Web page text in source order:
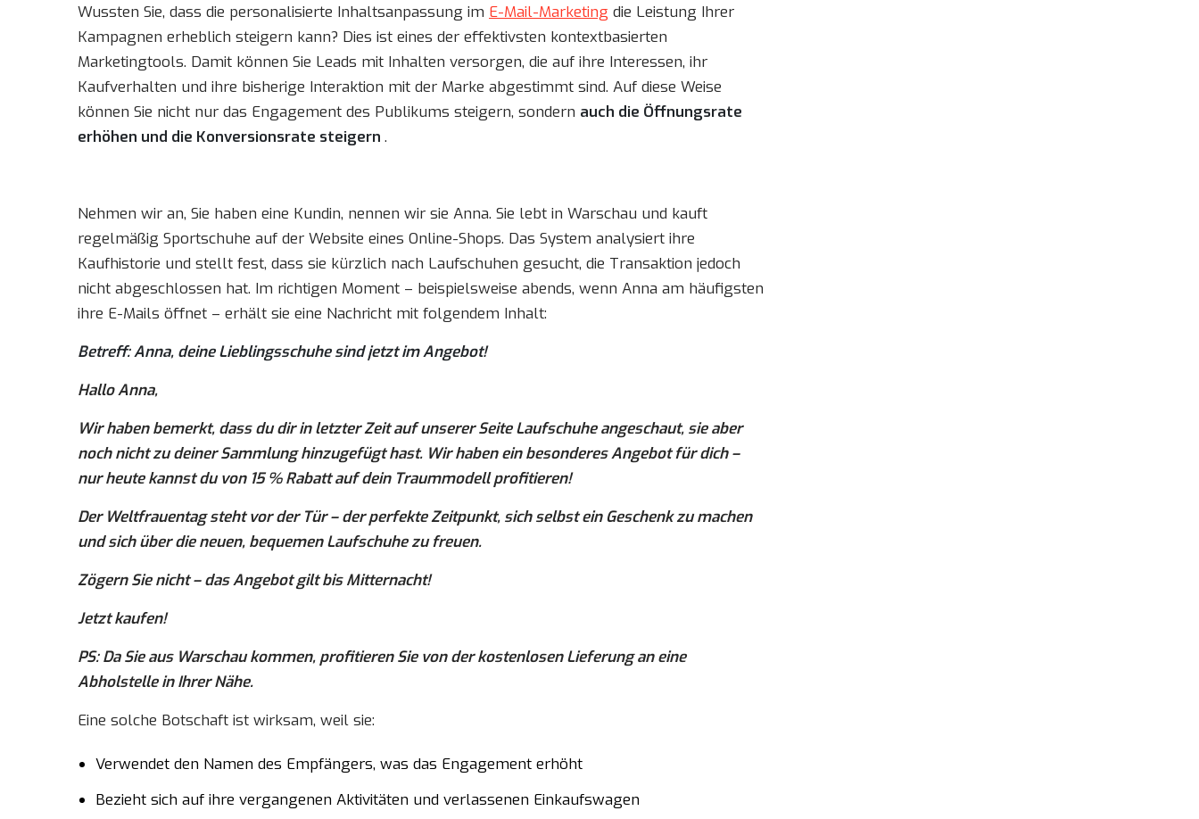
Wussten Sie, dass die personalisierte Inhaltsanpassung im E-Mail-Marketing die Leistung Ihrer
Kampagnen erheblich steigern kann? Dies ist eines der effektivsten kontextbasierten
Marketingtools. Damit können Sie Leads mit Inhalten versorgen, die auf ihre Interessen, ihr
Kaufverhalten und ihre bisherige Interaktion mit der Marke abgestimmt sind. Auf diese Weise
können Sie nicht nur das Engagement des Publikums steigern, sondern auch die Öffnungsrate
erhöhen und die Konversionsrate steigern .
Nehmen wir an, Sie haben eine Kundin, nennen wir sie Anna. Sie lebt in Warschau und kauft
regelmäßig Sportschuhe auf der Website eines Online-Shops. Das System analysiert ihre
Kaufhistorie und stellt fest, dass sie kürzlich nach Laufschuhen gesucht, die Transaktion jedoch
nicht abgeschlossen hat. Im richtigen Moment – beispielsweise abends, wenn Anna am häufigsten
ihre E-Mails öffnet – erhält sie eine Nachricht mit folgendem Inhalt:
Betreff: Anna, deine Lieblingsschuhe sind jetzt im Angebot!
Hallo Anna,
Wir haben bemerkt, dass du dir in letzter Zeit auf unserer Seite Laufschuhe angeschaut, sie aber
noch nicht zu deiner Sammlung hinzugefügt hast. Wir haben ein besonderes Angebot für dich –
nur heute kannst du von 15 % Rabatt auf dein Traummodell profitieren!
Der Weltfrauentag steht vor der Tür – der perfekte Zeitpunkt, sich selbst ein Geschenk zu machen
und sich über die neuen, bequemen Laufschuhe zu freuen.
Zögern Sie nicht – das Angebot gilt bis Mitternacht!
Jetzt kaufen!
PS: Da Sie aus Warschau kommen, profitieren Sie von der kostenlosen Lieferung an eine
Abholstelle in Ihrer Nähe.
Eine solche Botschaft ist wirksam, weil sie:
Verwendet den Namen des Empfängers, was das Engagement erhöht
Bezieht sich auf ihre vergangenen Aktivitäten und verlassenen Einkaufswagen